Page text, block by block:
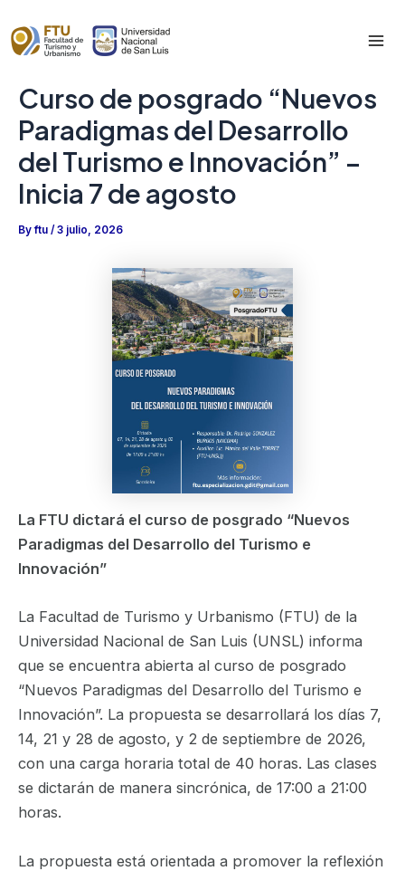
to
content
Curso de posgrado “Nuevos
Paradigmas del Desarrollo
del Turismo e Innovación” –
Inicia 7 de agosto
Byftu /3 julio, 2026
La FTU dictará el curso de posgrado “Nuevos
Paradigmas del Desarrollo del Turismo e
Innovación”
La Facultad de Turismo y Urbanismo (FTU) de la
Universidad Nacional de San Luis (UNSL) informa
que se encuentra abierta al curso de posgrado
“Nuevos Paradigmas del Desarrollo del Turismo e
Innovación”. La propuesta se desarrollará los días 7,
14, 21 y 28 de agosto, y 2 de septiembre de 2026,
con una carga horaria total de 40 horas. Las clases
se dictarán de manera sincrónica, de 17:00 a 21:00
horas.
La propuesta está orientada a promover la reflexión